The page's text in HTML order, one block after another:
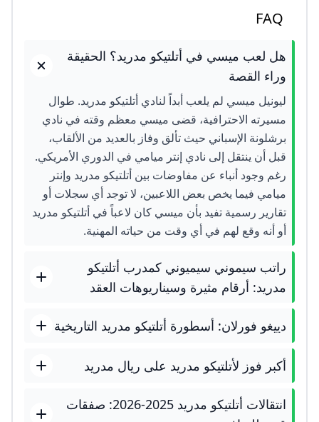
FAQ
هل لعب ميسي في أتلتيكو مدريد؟ الحقيقة
وراء القصة
ليونيل ميسي لم يلعب أبداً لنادي أتلتيكو مدريد. طوال
مسيرته الاحترافية، قضى ميسي معظم وقته في نادي
برشلونة الإسباني حيث تألق وفاز بالعديد من الألقاب،
قبل أن ينتقل إلى نادي إنتر ميامي في الدوري الأمريكي.
رغم وجود أنباء عن مفاوضات بين أتلتيكو مدريد وإنتر
ميامي فيما يخص بعض اللاعبين، لا توجد أي سجلات أو
تقارير رسمية تفيد بأن ميسي كان لاعباً في أتلتيكو مدريد
أو أنه وقع لهم في أي وقت من حياته المهنية.
راتب سيموني سيميوني كمدرب أتلتيكو
مدريد: أرقام مثيرة وسيناريوهات العقد
دييغو فورلان: أسطورة أتلتيكو مدريد التاريخية
أكبر فوز لأتلتيكو مدريد على ريال مدريد
انتقالات أتلتيكو مدريد 2025-2026: صفقات